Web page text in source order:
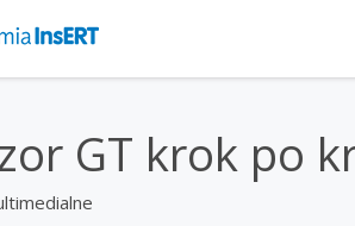
GT krok po